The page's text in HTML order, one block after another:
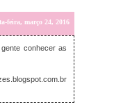
feira, março 24, 2016
conhecer as